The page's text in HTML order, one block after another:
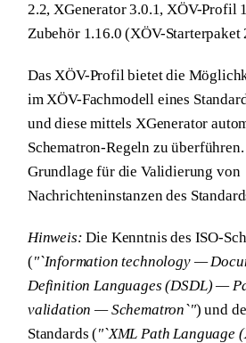
2.2, XGenerator 3.0.1, XÖV-Profil
Zubehör 1.16.0 (XÖV-Starterpaket
Das XÖV-Profil bietet die
im XÖV-Fachmodell eines
und diese mittels XGenerator
Schematron-Regeln zu
Grundlage für die Validierung von
Nachrichteninstanzen des
Hinweis: Die Kenntnis des ISO-
("`Information technology —
Definition Languages (DSDL) —
validation — Schematron`") und
Standards ("`XML Path Language